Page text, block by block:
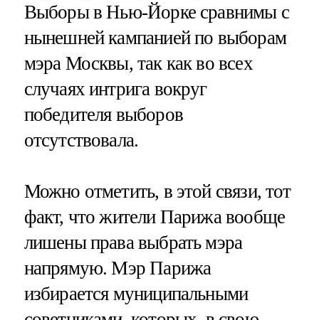
Выборы в Нью-Йорке сравнимы с
нынешней кампанией по выборам
мэра Москвы, так как во всех
случаях интрига вокруг
победителя выборов
отсутствовала.
Можно отметить, в этой связи, тот
факт, что жители Парижа вообще
лишены права выбрать мэра
напрямую. Мэр Парижа
избирается муниципальными